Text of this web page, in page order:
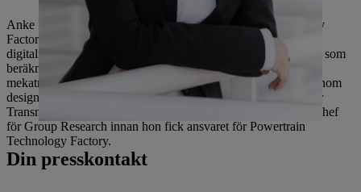
Anke Kleinschmit var tidigare chef för Powertrain Technology
Factory på Daimler AG där hon bland annat utvecklade
digitaliseringen i produktionen. Hon började på Daimler-Benz som
beräkningsingenjör omedelbart efter att ha tagit sin examen i
mekatronikteknik 1992. Efter roller som utvecklingsingenjör inom
design och chef för Drive Electronics Center blev hon chef för
Transmissions Center of Excellence 2013. År 2015 blev hon chef
för Group Research innan hon fick ansvaret för Powertrain
Technology Factory.
Din presskontakt